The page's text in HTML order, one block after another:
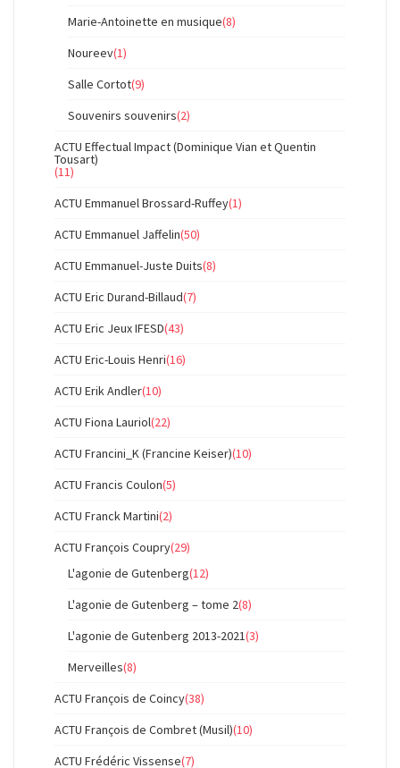
Marie-Antoinette en musique(8)
Noureev(1)
Salle Cortot(9)
Souvenirs souvenirs(2)
ACTU Effectual Impact (Dominique Vian et Quentin
Tousart)
(11)
ACTU Emmanuel Brossard-Ruffey(1)
ACTU Emmanuel Jaffelin(50)
ACTU Emmanuel-Juste Duits(8)
ACTU Eric Durand-Billaud(7)
ACTU Eric Jeux IFESD(43)
ACTU Eric-Louis Henri(16)
ACTU Erik Andler(10)
ACTU Fiona Lauriol(22)
ACTU Francini_K (Francine Keiser)(10)
ACTU Francis Coulon(5)
ACTU Franck Martini(2)
ACTU François Coupry(29)
L'agonie de Gutenberg(12)
L'agonie de Gutenberg – tome 2(8)
L'agonie de Gutenberg 2013-2021(3)
Merveilles(8)
ACTU François de Coincy(38)
ACTU François de Combret (Musil)(10)
ACTU Frédéric Vissense(7)